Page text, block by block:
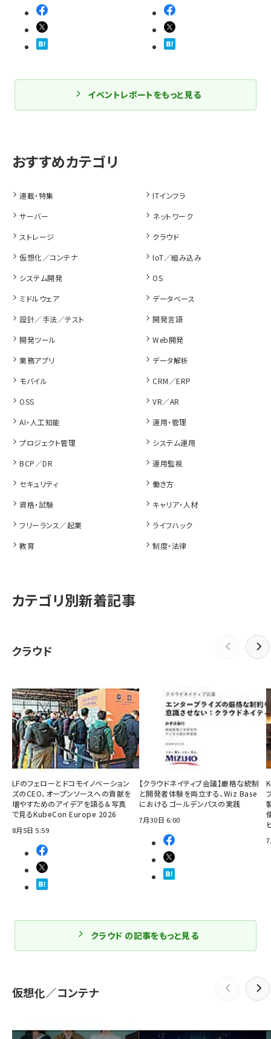
イベントレポートをもっと見る
連載・特集
ITインフラ
サーバー
ネットワーク
ストレージ
クラウド
仮想化／コンテナ
IoT／組み込み
システム開発
OS
ミドルウェア
データベース
設計／手法／テスト
開発言語
開発ツール
Web開発
業務アプリ
データ解析
モバイル
CRM／ERP
OSS
VR／AR
AI・人工知能
運用・管理
プロジェクト管理
システム運用
BCP／DR
運用監視
セキュリティ
働き方
資格・試験
キャリア・人材
フリーランス／起業
ライフハック
教育
制度・法律
カテゴリ別新着記事
クラウド
LFのフェローとドコモイノベーション
ズのCEO、オープンソースへの貢献を
増やすためのアイデアを語る＆写真
で見るKubeCon Europe 2026
8月5日 5:59
【クラウドネイティブ会議】厳格な統制
と開発者体験を両立する、Wiz Base
におけるゴールデンパスの実践
7月30日 6:00
クラウド の記事をもっと見る
仮想化／コンテナ